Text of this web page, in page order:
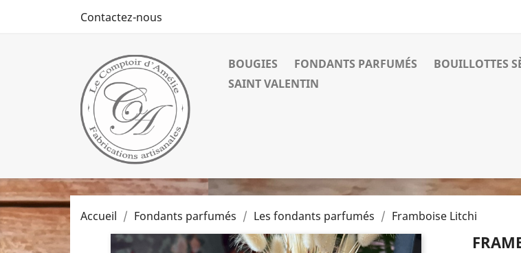
Contactez-nous
BOUGIES FONDANTS PARFUMÉS BOUILLOTTES
SAINT VALENTIN
Accueil Fondants parfumés Les fondants parfumés Framboise Litchi